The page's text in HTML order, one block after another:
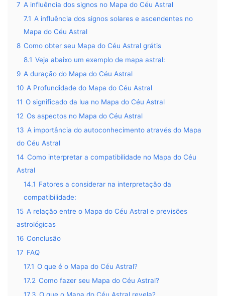
7 A influência dos signos no Mapa do Céu Astral
7.1 A influência dos signos solares e ascendentes no
Mapa do Céu Astral
8 Como obter seu Mapa do Céu Astral grátis
8.1 Veja abaixo um exemplo de mapa astral:
9 A duração do Mapa do Céu Astral
10 A Profundidade do Mapa do Céu Astral
11 O significado da lua no Mapa do Céu Astral
12 Os aspectos no Mapa do Céu Astral
13 A importância do autoconhecimento através do Mapa
do Céu Astral
14 Como interpretar a compatibilidade no Mapa do Céu
Astral
14.1 Fatores a considerar na interpretação da
compatibilidade:
15 A relação entre o Mapa do Céu Astral e previsões
astrológicas
16 Conclusão
17 FAQ
17.1 O que é o Mapa do Céu Astral?
17.2 Como fazer seu Mapa do Céu Astral?